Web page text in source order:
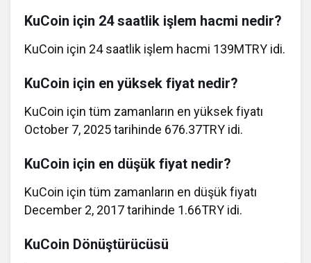
KuCoin için 24 saatlik işlem hacmi nedir?
KuCoin için 24 saatlik işlem hacmi 139MTRY idi.
KuCoin için en yüksek fiyat nedir?
KuCoin için tüm zamanların en yüksek fiyatı
October 7, 2025 tarihinde 676.37TRY idi.
KuCoin için en düşük fiyat nedir?
KuCoin için tüm zamanların en düşük fiyatı
December 2, 2017 tarihinde 1.66TRY idi.
KuCoin Dönüştürücüsü